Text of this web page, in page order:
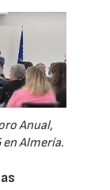
Anual,
Almería.